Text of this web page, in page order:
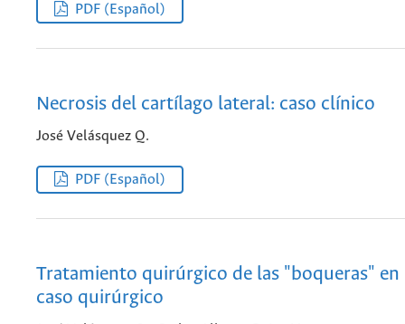
PDF (Español)
Necrosis del cartílago lateral: caso clínico
José Velásquez Q.
PDF (Español)
Tratamiento quirúrgico de las "boqueras" en
caso quirúrgico